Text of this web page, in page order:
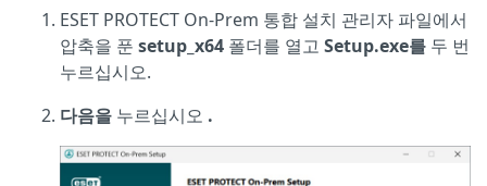
ESET PROTECT On-Prem 통합 설치 관리자 파일에서
압축을 푼 setup_x64 폴더를 열고 Setup.exe를 두 번
누르십시오.
다음을 누르십시오 .